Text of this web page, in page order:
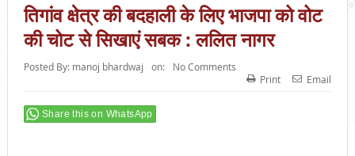
तिगांव क्षेत्र की बदहाली के लिए भाजपा को वोट
की चोट से सिखाएं सबक : ललित नागर
Posted By: manoj bhardwaj on:
No Comments
Print
Email
Share this on WhatsApp